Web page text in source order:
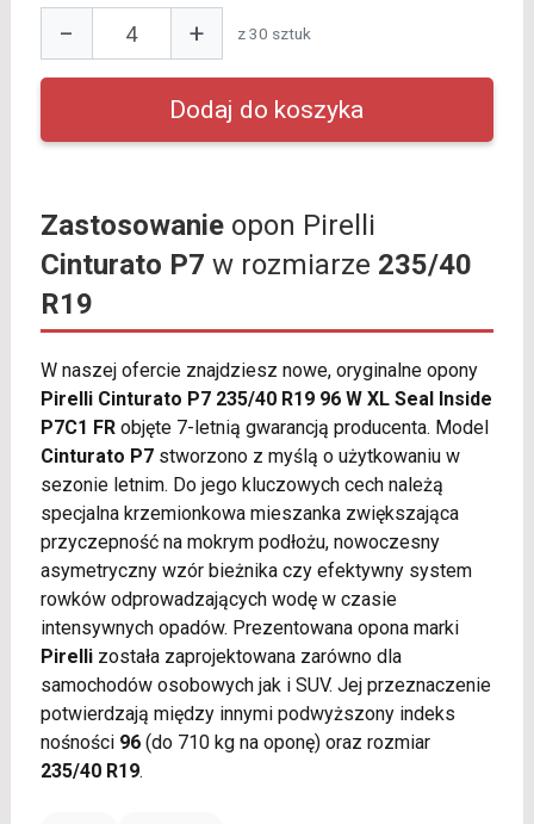
− + z 30 sztuk
Zastosowanieopon Pirelli
Cinturato P7 w rozmiarze 235/40
R19
W naszej ofercie znajdziesz nowe, oryginalne opony
Pirelli Cinturato P7 235/40 R19 96 W XL Seal Inside
P7C1 FRobjęte 7-letnią gwarancją producenta. Model
Cinturato P7stworzono z myślą o użytkowaniu w
sezonie letnim. Do jego kluczowych cech należą
specjalna krzemionkowa mieszanka zwiększająca
przyczepność na mokrym podłożu, nowoczesny
asymetryczny wzór bieżnika czy efektywny system
rowków odprowadzających wodę w czasie
intensywnych opadów. Prezentowana opona marki
Pirellizostała zaprojektowana zarówno dla
samochodów osobowych jak i SUV. Jej przeznaczenie
potwierdzają między innymi podwyższony indeks
nośności 96(do 710 kg na oponę) oraz rozmiar
235/40 R19.